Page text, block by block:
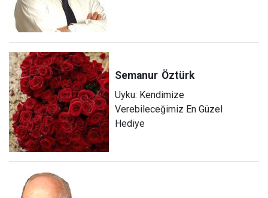
Semanur Öztürk
Uyku: Kendimize
Verebileceğimiz En Güzel
Hediye